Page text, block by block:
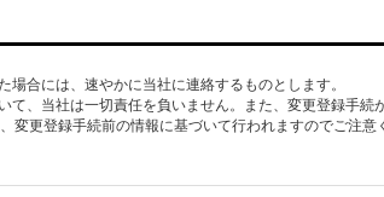
合には、速やかに当社に連絡するものとします。
、当社は一切責任を負いません。また、変更登録手続
更登録手続前の情報に基づいて行われますのでご注意